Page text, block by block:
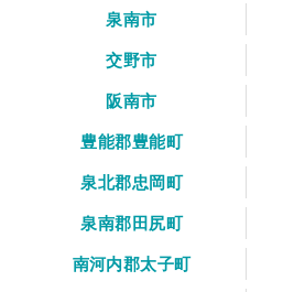
泉南市
交野市
阪南市
豊能郡豊能町
泉北郡忠岡町
泉南郡田尻町
南河内郡太子町